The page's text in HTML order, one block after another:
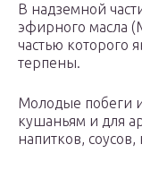
В надземной
эфирного масла
частью которого
терпены.
Молодые побеги
кушаньям и для
напитков,